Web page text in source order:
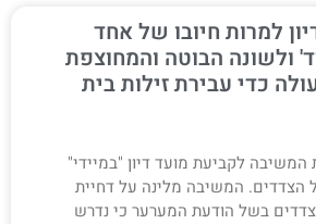
למרות חיובו של אחד
ולשונה הבוטה והמחוצפת
כדי עבירת זילות בית
לקביעת מועד דיון "במיידי"
הצדדים. המשיבה מלינה על דחיית
בשל הודעת המערער כי נדרש